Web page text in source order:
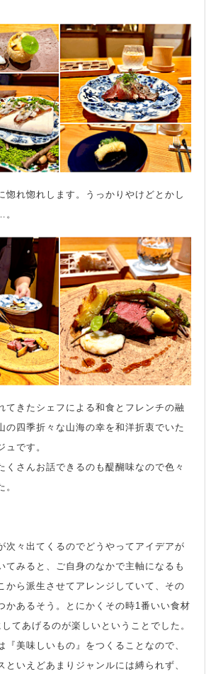
惚れ惚れします。うっかりやけどとかし
てきたシェフによる和食とフレンチの融
の四季折々な山海の幸を和洋折衷でいた
ュです。
くさんお話できるのも醍醐味なので色々
次々出てくるのでどうやってアイデアが
てみると、ご自身のなかで主軸になるも
から派生させてアレンジしていて、その
かあるそう。とにかくその時1番いい食材
てあげるのが楽しいということでした。
『美味しいもの』をつくることなので、
といえどあまりジャンルには縛られず、